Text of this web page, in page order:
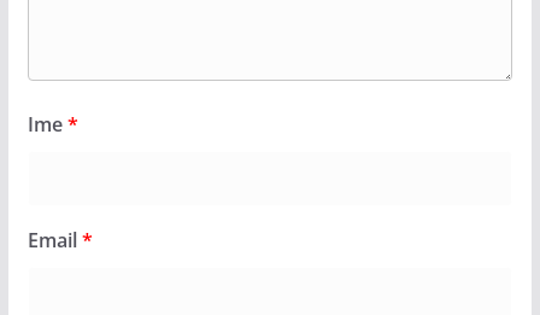
Ime*
Email*